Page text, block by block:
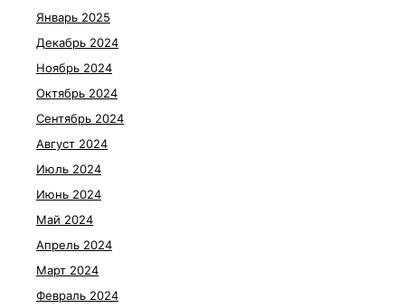
Январь 2025
Декабрь 2024
Ноябрь 2024
Октябрь 2024
Сентябрь 2024
Август 2024
Июль 2024
Июнь 2024
Май 2024
Апрель 2024
Март 2024
Февраль 2024